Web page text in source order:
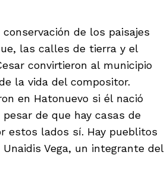
de los paisajes
las calles de tierra y el
convirtieron al municipio
la vida del compositor.
en Hatonuevo si él nació
de que hay casas de
estos lados sí. Hay pueblitos
Vega, un integrante del